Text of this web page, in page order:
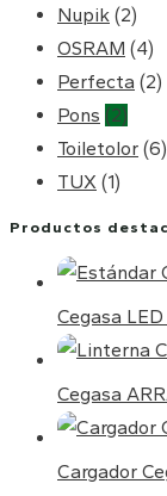
Nupik (2)
OSRAM (4)
Perfecta (2)
Pons (2)
Toiletolor (6)
TUX (1)
Productos
Cegasa
Cegasa
Cargador